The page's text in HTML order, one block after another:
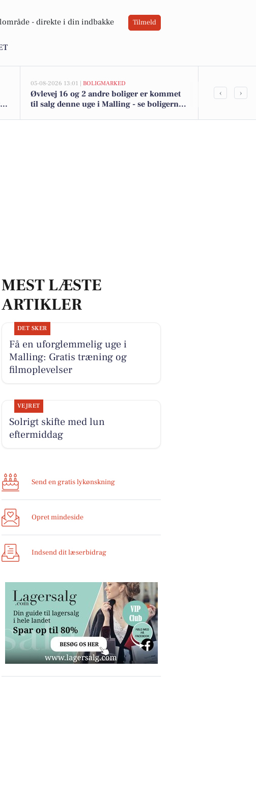
- direkte i din indbakke Tilmeld
05-08-2026 13:01 | BOLIGMARKED
Øvlevej 16 og 2 andre boliger er kommet
til salg denne uge i Malling - se boligerne
Top 6 over
‹ ›
MEST LÆSTE
ARTIKLER
DET SKER
Få en uforglemmelig uge i
Malling: Gratis træning og
filmoplevelser
VEJRET
Solrigt skifte med lun
eftermiddag
Send en gratis lykønskning
Opret mindeside
Indsend dit læserbidrag